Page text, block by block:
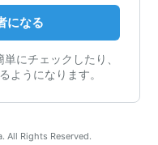
になる
にチェックしたり、
ようになります。
All Rights Reserved.